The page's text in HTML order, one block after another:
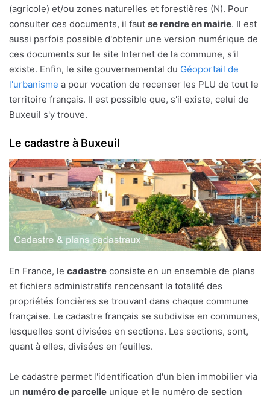
(agricole) et/ou zones naturelles et forestières (N). Pour
consulter ces documents, il faut se rendre en mairie. Il est
aussi parfois possible d'obtenir une version numérique de
ces documents sur le site Internet de la commune, s'il
existe. Enfin, le site gouvernemental du Géoportail de
l'urbanisme a pour vocation de recenser les PLU de tout le
territoire français. Il est possible que, s'il existe, celui de
Buxeuil s'y trouve.
Le cadastre à Buxeuil
En France, le cadastre consiste en un ensemble de plans
et fichiers administratifs rencensant la totalité des
propriétés foncières se trouvant dans chaque commune
française. Le cadastre français se subdivise en communes,
lesquelles sont divisées en sections. Les sections, sont,
quant à elles, divisées en feuilles.
Le cadastre permet l'identification d'un bien immobilier via
un numéro de parcelle unique et le numéro de section